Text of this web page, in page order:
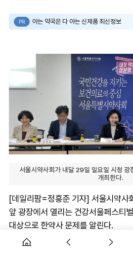
PR 아는 약국은 다 아는 신제품 최신정보
서울시약사회가 내달 29일 일요일 시청 광
개최한다.
[데일리팜=정흥준 기자] 서울시약사
앞 광장에서 열리는 건강서울페스티
대상으로 한약사 문제를 알린다.